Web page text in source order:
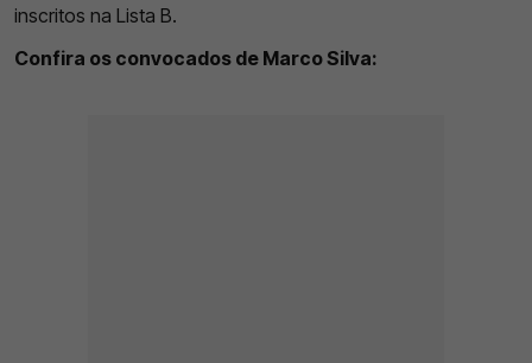
inscritos na Lista B.
Confira os convocados de Marco Silva: